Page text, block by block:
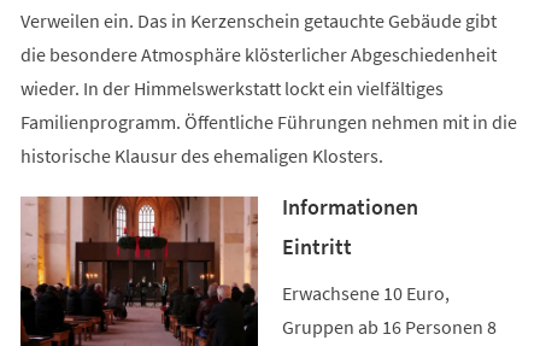
Verweilen ein. Das in Kerzenschein getauchte Gebäude gibt
die besondere Atmosphäre klösterlicher Abgeschiedenheit
wieder. In der Himmelswerkstatt lockt ein vielfältiges
Familienprogramm. Öffentliche Führungen nehmen mit in die
historische Klausur des ehemaligen Klosters.
Informationen
Eintritt
Erwachsene 10 Euro,
Gruppen ab 16 Personen 8